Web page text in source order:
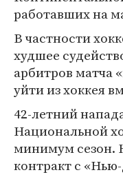
работавших на
В частности
худшее
арбитров матча
уйти из хоккея
42-летний
Национальной
минимум сезон.
контракт с